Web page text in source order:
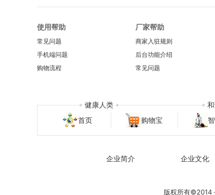
使用帮助
常见问题
手机端问题
购物流程
厂家帮助
商家入驻规则
后台功能介绍
常见问题
首页 购物宝
健康人类
企业简介 企业文化
版权所有©2014